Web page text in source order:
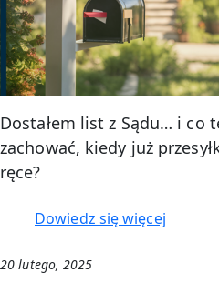
Dostałem list z Sądu… i co
zachować, kiedy już
ręce?
Dowiedz się więcej:
20 lutego, 2025